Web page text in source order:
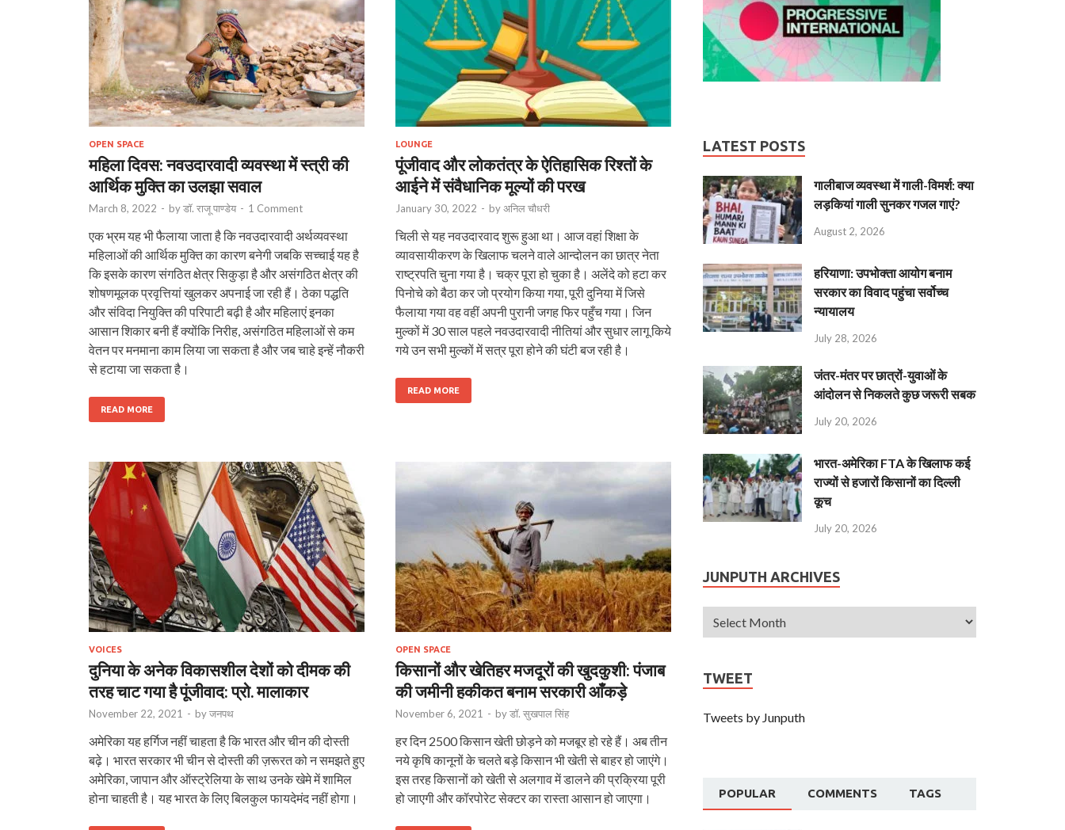
OPEN SPACE
महिला दिवस: नवउदारवादी व्यवस्था में स्त्री की
आर्थिक मुक्ति का उलझा सवाल
March 8, 2022 - byडॉ. राजू पाण्डेय - 1 Comment
एक भ्रम यह भी फैलाया जाता है कि नवउदारवादी अर्थव्यवस्था
महिलाओं की आर्थिक मुक्ति का कारण बनेगी जबकि सच्चाई यह है
कि इसके कारण संगठित क्षेत्र सिकुड़ा है और असंगठित क्षेत्र की
शोषणमूलक प्रवृत्तियां खुलकर अपनाई जा रही हैं। ठेका पद्धति
और संविदा नियुक्ति की परिपाटी बढ़ी है और महिलाएं इनका
आसान शिकार बनी हैं क्योंकि निरीह, असंगठित महिलाओं से कम
वेतन पर मनमाना काम लिया जा सकता है और जब चाहे इन्हें नौकरी
से हटाया जा सकता है।
READ MORE
LOUNGE
पूंजीवाद और लोकतंत्र के ऐतिहासिक रिश्तों के
आईने में संवैधानिक मूल्यों की परख
January 30, 2022 - byअनिल चौधरी
चिली से यह नवउदारवाद शुरू हुआ था। आज वहां शिक्षा के
व्यावसायीकरण के खिलाफ चलने वाले आन्दोलन का छात्र नेता
राष्ट्रपति चुना गया है। चक्र पूरा हो चुका है। अलेंदे को हटा कर
पिनोचे को बैठा कर जो प्रयोग किया गया, पूरी दुनिया में जिसे
फैलाया गया वह वहीं अपनी पुरानी जगह फिर पहुँच गया। जिन
मुल्कों में 30 साल पहले नवउदारवादी नीतियां और सुधार लागू किये
गये उन सभी मुल्कों में सत्र पूरा होने की घंटी बज रही है।
READ MORE
VOICES
दुनिया के अनेक विकासशील देशों को दीमक की
तरह चाट गया है पूंजीवाद: प्रो. मालाकार
November 22, 2021 - byजनपथ
अमेरिका यह हर्गिज नहीं चाहता है कि भारत और चीन की दोस्ती
बढ़े। भारत सरकार भी चीन से दोस्ती की ज़रूरत को न समझते हुए
अमेरिका, जापान और ऑस्ट्रेलिया के साथ उनके खेमे में शामिल
होना चाहती है। यह भारत के लिए बिलकुल फायदेमंद नहीं होगा।
OPEN SPACE
किसानों और खेतिहर मजदूरों की खुदकुशी: पंजाब
की जमीनी हकीकत बनाम सरकारी आँकड़े
November 6, 2021 - byडॉ. सुखपाल सिंह
हर दिन 2500 किसान खेती छोड़ने को मजबूर हो रहे हैं। अब तीन
नये कृषि कानूनों के चलते बड़े किसान भी खेती से बाहर हो जाएंगे।
इस तरह किसानों को खेती से अलगाव में डालने की प्रक्रिया पूरी
हो जाएगी और कॉरपोरेट सेक्‍टर का रास्‍ता आसान हो जाएगा।
LATEST POSTS
गालीबाज व्‍यवस्‍था में गाली-विमर्श: क्या
लड़कियां गाली सुनकर गजल गाएं?
August 2, 2026
हरियाणा: उपभोक्ता आयोग बनाम
सरकार का विवाद पहुंचा सर्वोच्च
न्यायालय
July 28, 2026
जंतर-मंतर पर छात्रों-युवाओं के
आंदोलन से निकलते कुछ जरूरी सबक
July 20, 2026
भारत-अमेरिका FTA के खिलाफ कई
राज्यों से हजारों किसानों का दिल्ली
कूच
July 20, 2026
JUNPUTH ARCHIVES
TWEET
Tweets by Junputh
POPULAR COMMENTS TAGS